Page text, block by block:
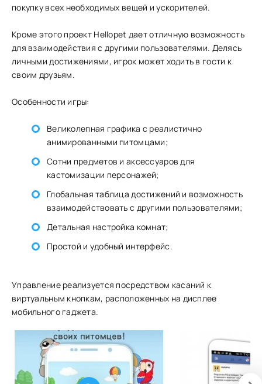
покупку всех необходимых вещей и ускорителей.
Кроме этого проект Hellopet дает отличную возможность
для взаимодействия с другими пользователями. Делясь
личными достижениями, игрок может ходить в гости к
своим друзьям.
Особенности игры:
Великолепная графика с реалистично
анимированными питомцами;
Сотни предметов и аксессуаров для
кастомизации персонажей;
Глобальная таблица достижений и возможность
взаимодействовать с другими пользователями;
Детальная настройка комнат;
Простой и удобный интерфейс.
Управление реализуется посредством касаний к
виртуальным кнопкам, расположенных на дисплее
мобильного гаджета.